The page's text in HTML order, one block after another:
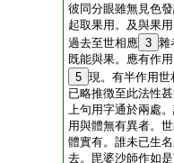
彼同分眼雖無見色
起取果用。及與
過去至世相應 3 雜
既能與果。應有作
5 現。有半作用
已略推徴至此法性
上句用字通於兩處
用與體無有異者。
體實有。誰未已生
去。毘婆沙師作如